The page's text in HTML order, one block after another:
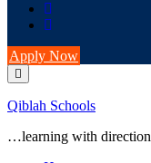
Apply Now
Qiblah Schools
…learning with direction